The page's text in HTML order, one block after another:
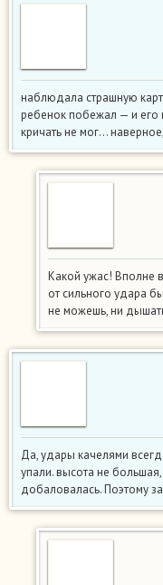
наблюдала страшную
ребенок побежал — и
кричать не мог…
Какой ужас! Вполне
от сильного удара
не можешь, ни
Да, удары качелями
упали. высота не
добаловалась. Поэтому